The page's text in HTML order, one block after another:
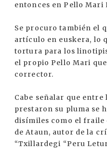
entonces en Pello Mari
Se procuro también el
artículo en euskera, lo
tortura para los
el propio Pello Mari
corrector.
Cabe señalar que entre
prestaron su pluma se
disímiles como el fraile
de Ataun, autor de la
“Txillardegi “Peru